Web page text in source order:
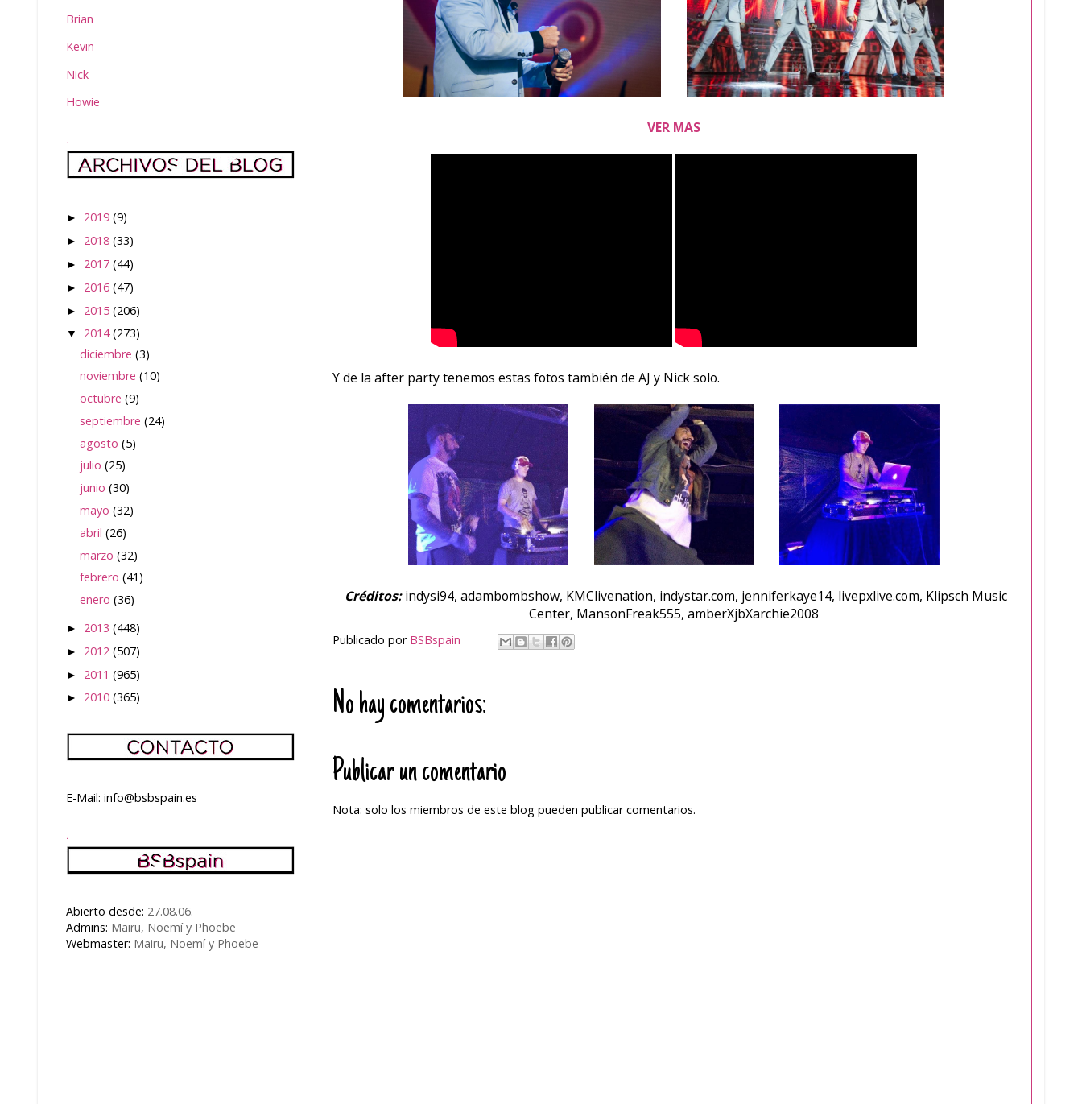
VER MAS
Y de la after party tenemos estas fotos también de AJ y Nick solo.
Créditos:indysi94, adambombshow, KMClivenation, indystar.com, jenniferkaye14, livepxlive.com, Klipsch Music
Center, MansonFreak555, amberXjbXarchie2008
Publicado por BSBspain
No hay comentarios:
Publicar un comentario
Nota: solo los miembros de este blog pueden publicar comentarios.
Brian
Kevin
Nick
Howie
.
► 2019 (9)
► 2018 (33)
► 2017 (44)
► 2016 (47)
► 2015 (206)
▼ 2014(273)
diciembre(3)
noviembre(10)
octubre(9)
septiembre(24)
agosto(5)
julio(25)
junio(30)
mayo(32)
abril(26)
marzo(32)
febrero(41)
enero(36)
► 2013 (448)
► 2012 (507)
► 2011 (965)
► 2010 (365)
E-Mail: info@bsbspain.es
.
Abierto desde: 27.08.06.
Admins: Mairu, Noemí y Phoebe
Webmaster: Mairu, Noemí y Phoebe